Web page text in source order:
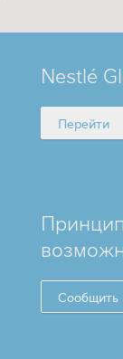
FOOTER
Nestlé
Перейти
Сообщить